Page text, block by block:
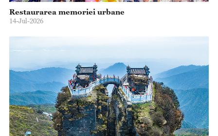
Restaurarea memoriei urbane
14-Jul-2026